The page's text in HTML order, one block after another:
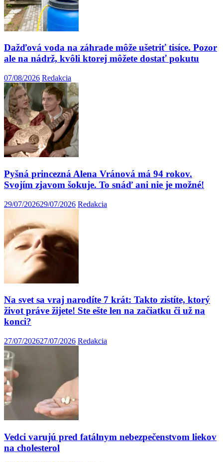
Dažďová voda na záhrade môže ušetriť tisíce. Pozor
ale na nádrž, kvôli ktorej môžete dostať pokutu
07/08/2026 Redakcia
Pyšná princezná Alena Vránová má 94 rokov.
Svojím zjavom šokuje. To snáď ani nie je možné!
29/07/202629/07/2026 Redakcia
Na svet sa vraj narodíte 7 krát: Takto zistíte, ktorý
život práve žijete! Ste ešte len na začiatku či už na
konci?
27/07/202627/07/2026 Redakcia
Vedci varujú pred fatálnym nebezpečenstvom liekov
na cholesterol